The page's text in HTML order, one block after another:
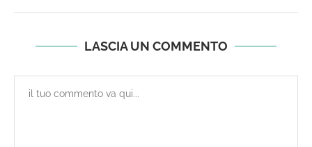
LASCIA UN COMMENTO